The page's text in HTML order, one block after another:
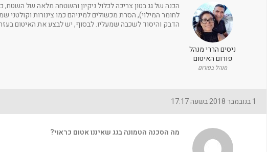
ניסים הררי מנהל
פורום האיטום
מנהל בפורום
הכנה של גג בטון צריכה לכלול ניקיון והשטחה מלאה של השטח,
לחומר המילוי), הסרת מכשולים למיניהם כמו צינורות
הדבק והיסוד לשכבה שמעליו. לבסוף, יש לבצע את האיטום
1 בנובמבר 2018 בשעה 17:17
מה הסכנה הטמונה בגג שאיננו אטום כראוי?